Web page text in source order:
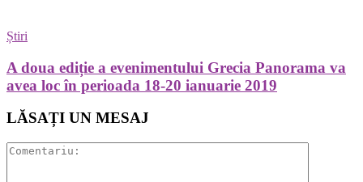
Știri
A doua ediție a evenimentului Grecia Panorama va
avea loc în perioada 18-20 ianuarie 2019
LĂSAȚI UN MESAJ